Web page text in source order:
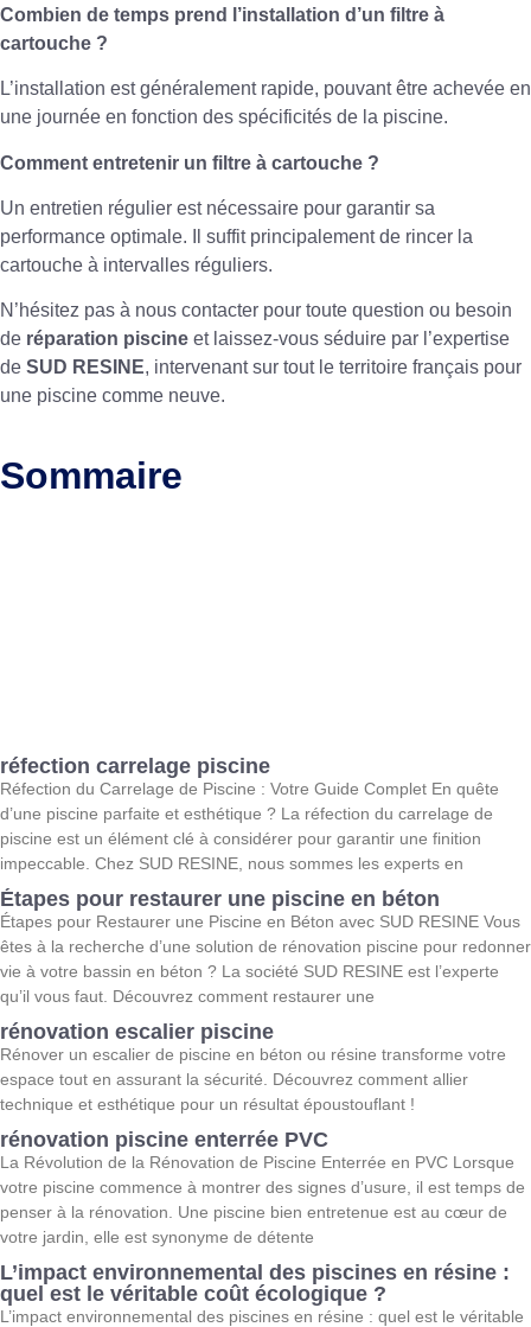
Combien de temps prend l’installation d’un filtre à
cartouche ?
L’installation est généralement rapide, pouvant être achevée en
une journée en fonction des spécificités de la piscine.
Comment entretenir un filtre à cartouche ?
Un entretien régulier est nécessaire pour garantir sa
performance optimale. Il suffit principalement de rincer la
cartouche à intervalles réguliers.
N’hésitez pas à nous contacter pour toute question ou besoin
de réparation piscine et laissez-vous séduire par l’expertise
de SUD RESINE, intervenant sur tout le territoire français pour
une piscine comme neuve.
Sommaire
réfection carrelage piscine
Réfection du Carrelage de Piscine : Votre Guide Complet En quête
d’une piscine parfaite et esthétique ? La réfection du carrelage de
piscine est un élément clé à considérer pour garantir une finition
impeccable. Chez SUD RESINE, nous sommes les experts en
Étapes pour restaurer une piscine en béton
Étapes pour Restaurer une Piscine en Béton avec SUD RESINE Vous
êtes à la recherche d’une solution de rénovation piscine pour redonner
vie à votre bassin en béton ? La société SUD RESINE est l’experte
qu’il vous faut. Découvrez comment restaurer une
rénovation escalier piscine
Rénover un escalier de piscine en béton ou résine transforme votre
espace tout en assurant la sécurité. Découvrez comment allier
technique et esthétique pour un résultat époustouflant !
rénovation piscine enterrée PVC
La Révolution de la Rénovation de Piscine Enterrée en PVC Lorsque
votre piscine commence à montrer des signes d’usure, il est temps de
penser à la rénovation. Une piscine bien entretenue est au cœur de
votre jardin, elle est synonyme de détente
L’impact environnemental des piscines en résine :
quel est le véritable coût écologique ?
L’impact environnemental des piscines en résine : quel est le véritable